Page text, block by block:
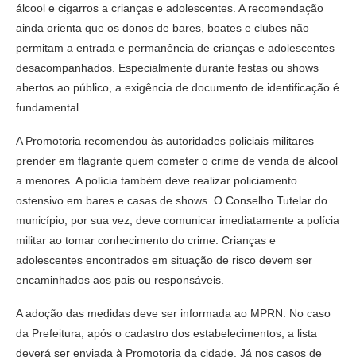
álcool e cigarros a crianças e adolescentes. A recomendação
ainda orienta que os donos de bares, boates e clubes não
permitam a entrada e permanência de crianças e adolescentes
desacompanhados. Especialmente durante festas ou shows
abertos ao público, a exigência de documento de identificação é
fundamental.
A Promotoria recomendou às autoridades policiais militares
prender em flagrante quem cometer o crime de venda de álcool
a menores. A polícia também deve realizar policiamento
ostensivo em bares e casas de shows. O Conselho Tutelar do
município, por sua vez, deve comunicar imediatamente a polícia
militar ao tomar conhecimento do crime. Crianças e
adolescentes encontrados em situação de risco devem ser
encaminhados aos pais ou responsáveis.
A adoção das medidas deve ser informada ao MPRN. No caso
da Prefeitura, após o cadastro dos estabelecimentos, a lista
deverá ser enviada à Promotoria da cidade. Já nos casos de